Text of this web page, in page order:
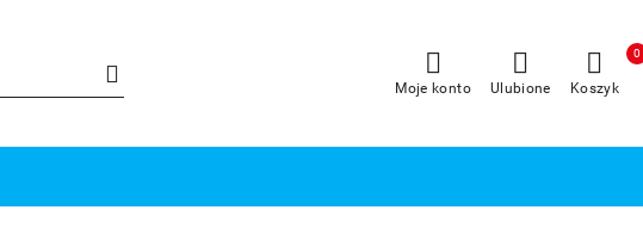
Moje konto Ulubione Koszyk
0